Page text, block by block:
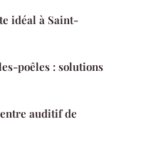
idéal à Saint-
poêles : solutions
auditif de